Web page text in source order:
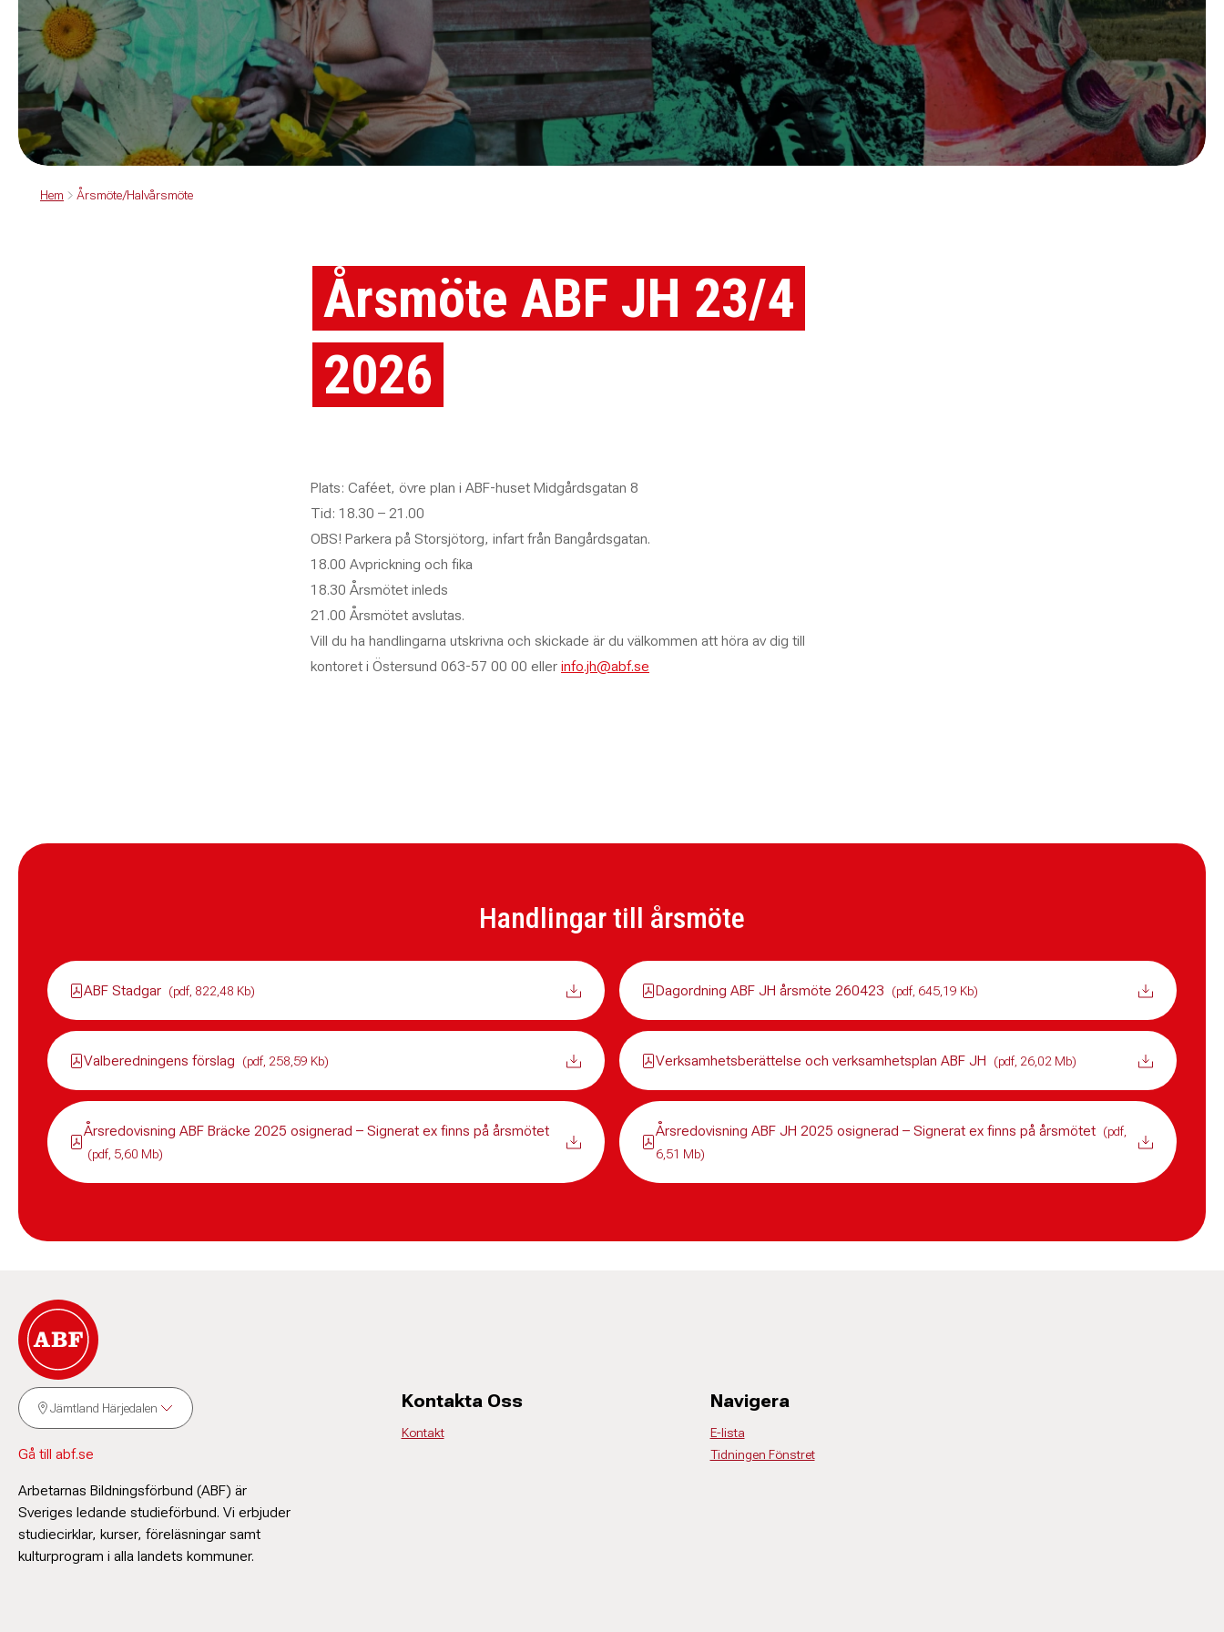
Hem Årsmöte/Halvårsmöte
Årsmöte ABF JH 23/4
2026
Plats: Caféet, övre plan i ABF-huset Midgårdsgatan 8
Tid: 18.30 – 21.00
OBS! Parkera på Storsjötorg, infart från Bangårdsgatan.
18.00 Avprickning och fika
18.30 Årsmötet inleds
21.00 Årsmötet avslutas.
Vill du ha handlingarna utskrivna och skickade är du välkommen att höra av dig till
kontoret i Östersund 063-57 00 00 eller info.jh@abf.se
Handlingar till årsmöte
ABF Stadgar (pdf, 822,48 Kb) Dagordning ABF JH årsmöte 260423 (pdf, 645,19 Kb)
Valberedningens förslag (pdf, 258,59 Kb) Verksamhetsberättelse och verksamhetsplan ABF JH (pdf, 26,02 Mb)
Årsredovisning ABF Bräcke 2025 osignerad – Signerat ex finns på årsmötet
(pdf, 5,60 Mb)
Årsredovisning ABF JH 2025 osignerad – Signerat ex finns på årsmötet (pdf,
6,51 Mb)
Jämtland Härjedalen
Gå till abf.se
Arbetarnas Bildningsförbund (ABF) är
Sveriges ledande studieförbund. Vi erbjuder
studiecirklar, kurser, föreläsningar samt
kulturprogram i alla landets kommuner.
Kontakta Oss
Kontakt
Navigera
E-lista
Tidningen Fönstret